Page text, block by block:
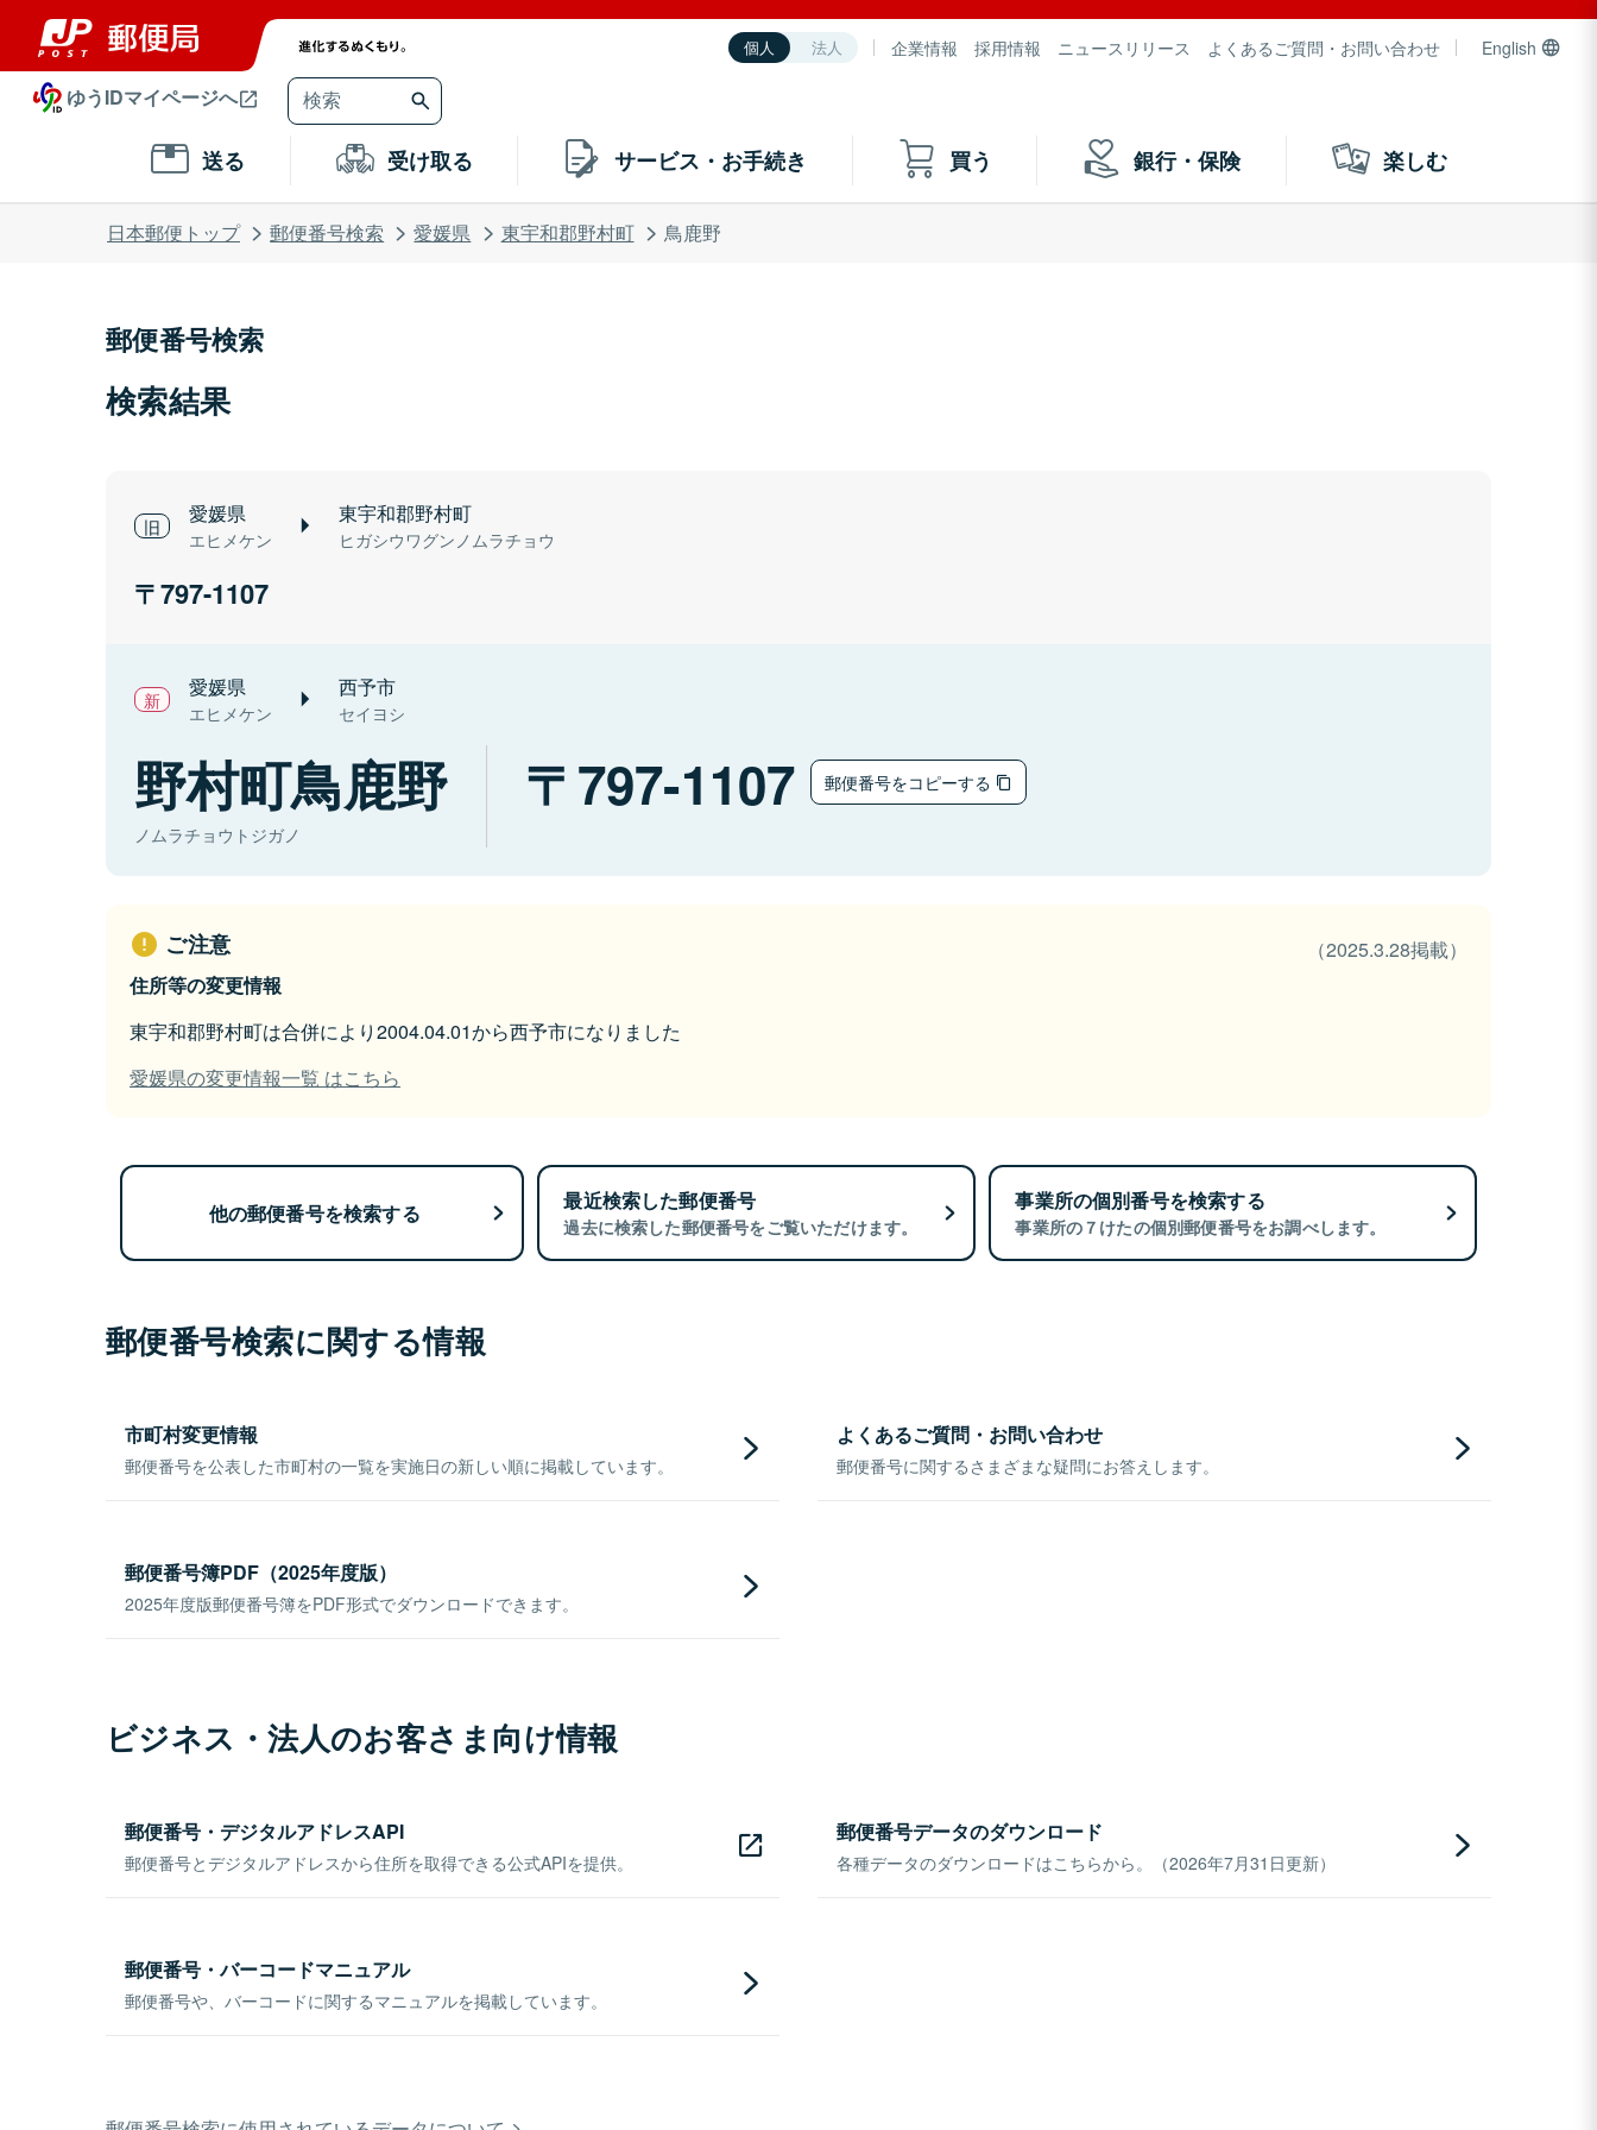
個人 法人 企業情報 採用情報 ニュースリリース よくあるご質問・お問い合わせ English
ゆうIDマイページへ
送る 受け取る サービス・お手続き 買う 銀行・保険 楽しむ
日本郵便トップ 郵便番号検索 愛媛県 東宇和郡野村町 鳥鹿野
郵便番号検索
検索結果
愛媛県
エヒメケン
東宇和郡野村町
ヒガシウワグンノムラチョウ
797-1107
愛媛県
エヒメケン
西予市
セイヨシ
野村町鳥鹿野
ノムラチョウトジガノ
797-1107 郵便番号をコピーする
ご注意
（2025.3.28掲載）
住所等の変更情報
東宇和郡野村町は合併により2004.04.01から西予市になりました
愛媛県の変更情報一覧 はこちら
他の郵便番号を検索する 最近検索した郵便番号
過去に検索した郵便番号をご覧いただけます。
事業所の個別番号を検索する
事業所の７けたの個別郵便番号をお調べします。
郵便番号検索に関する情報
市町村変更情報
郵便番号を公表した市町村の一覧を実施日の新しい順に掲載しています。
よくあるご質問・お問い合わせ
郵便番号に関するさまざまな疑問にお答えします。
郵便番号簿PDF（2025年度版）
2025年度版郵便番号簿をPDF形式でダウンロードできます。
ビジネス・法人のお客さま向け情報
郵便番号・デジタルアドレスAPI
郵便番号とデジタルアドレスから住所を取得できる公式APIを提供。
郵便番号データのダウンロード
各種データのダウンロードはこちらから。（2026年7月31日更新）
郵便番号・バーコードマニュアル
郵便番号や、バーコードに関するマニュアルを掲載しています。